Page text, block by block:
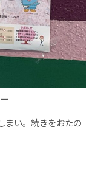
い。続きをおたの